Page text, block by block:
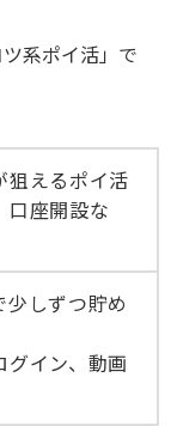
系ポイ活」で
狙えるポイ活
口座開設な
しずつ貯め
グイン、動画